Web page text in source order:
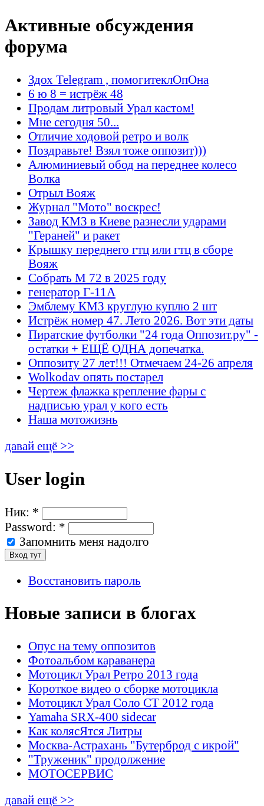
Активные обсуждения
форума
Здох Telegram , помогитеклОпОна
6 ю 8 = истрёж 48
Продам литровый Урал кастом!
Мне сегодня 50...
Отличие ходовой ретро и волк
Поздравьте! Взял тоже оппозит)))
Алюминиевый обод на переднее колесо
Волка
Отрыл Вояж
Журнал "Мото" воскрес!
Завод КМЗ в Киеве разнесли ударами
"Гераней" и ракет
Крышку переднего гтц или гтц в сборе
Вояж
Собрать М 72 в 2025 году
генератор Г-11А
Эмблему КМЗ круглую куплю 2 шт
Истрёж номер 47. Лето 2026. Вот эти даты
Пиратские футболки "24 года Оппозит.ру" -
остатки + ЕЩЁ ОДНА допечатка.
Оппозиту 27 лет!!! Отмечаем 24-26 апреля
Wolkodav опять постарел
Чертеж флажка крепление фары с
надписью урал у кого есть
Наша мотожизнь
давай ещё >>
User login
Ник: *
Password: *
Запомнить меня надолго
Восстановить пароль
Новые записи в блогах
Опус на тему оппозитов
Фотоальбом караванера
Мотоцикл Урал Ретро 2013 года
Короткое видео о сборке мотоцикла
Мотоцикл Урал Соло СТ 2012 года
Yamaha SRX-400 sidecar
Как колясЯтся Литры
Москва-Астрахань "Бутерброд с икрой"
"Труженик" продолжение
МОТОСЕРВИС
давай ещё >>